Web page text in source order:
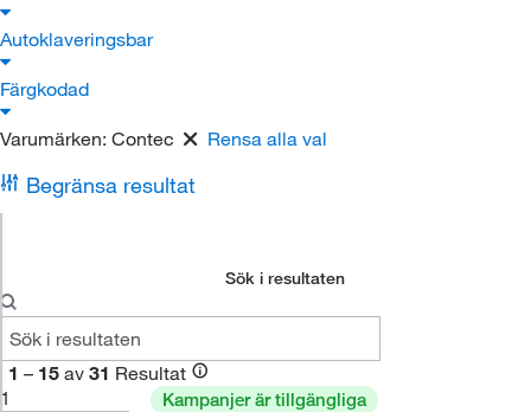
Autoklaveringsbar
Färgkodad
Varumärken: Contec Rensa alla val
Begränsa resultat
Sök i resultaten
1 – 15 av 31 Resultat
1
Kampanjer är tillgängliga